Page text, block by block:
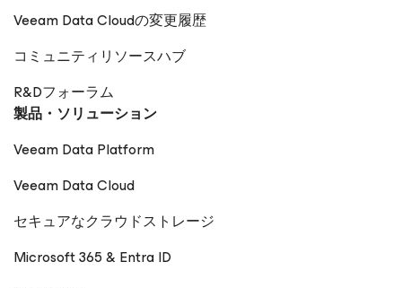
Veeam Data Cloudの変更履歴
コミュニティリソースハブ
R&Dフォーラム
製品・ソリューション
Veeam Data Platform
Veeam Data Cloud
セキュアなクラウドストレージ
Microsoft 365 & Entra ID